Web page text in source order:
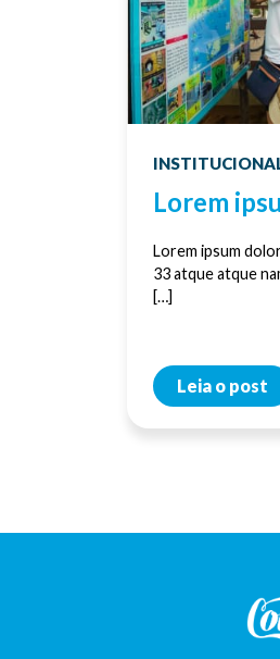
Lorem
Lorem ipsum
33 atque atque
[…]
Leia o post